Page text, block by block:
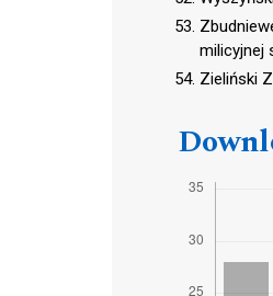
milicyjnej
Zieliński